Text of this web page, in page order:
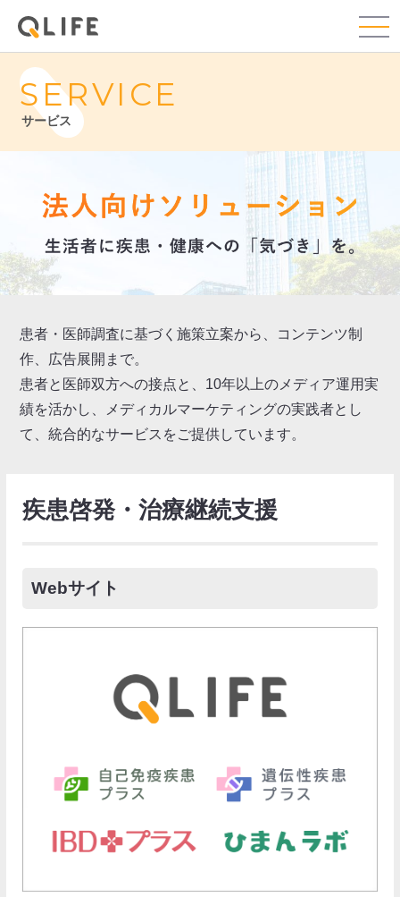
SERVICE
サービス
患者・医師調査に基づく施策立案から、コンテンツ制
作、広告展開まで。
患者と医師双方への接点と、10年以上のメディア運用実
績を活かし、メディカルマーケティングの実践者とし
て、統合的なサービスをご提供しています。
疾患啓発・治療継続支援
Webサイト